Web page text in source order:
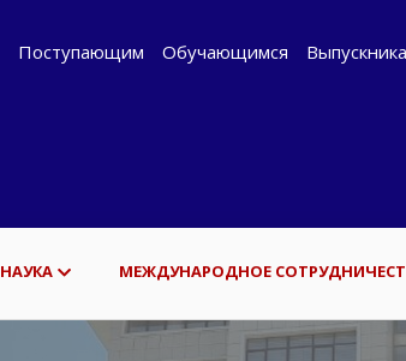
Поступающим Обучающимся
НАУКА МЕЖДУНАРОДНОЕ